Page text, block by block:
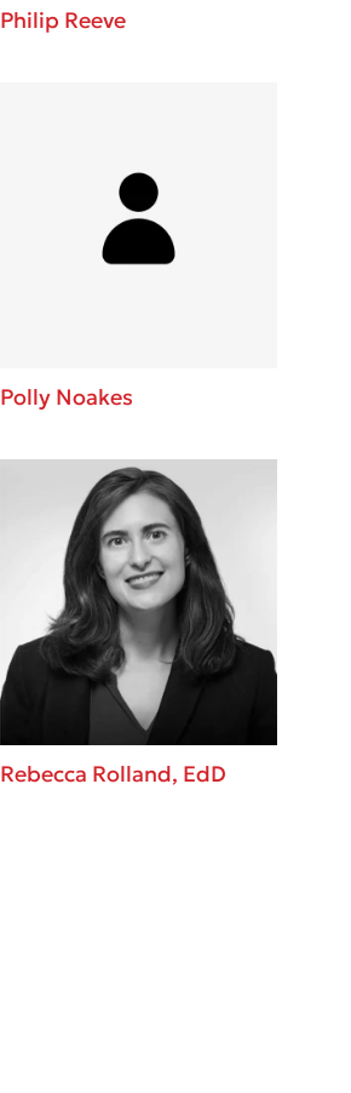
Philip Reeve
Polly Noakes
Rebecca Rolland, EdD